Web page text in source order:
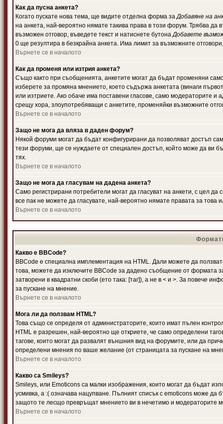
Как да пусна анкета?
Когато пускате нова тема, ще видите отделна форма заДобавяне на
на анкета, най-вероятно нямате такива права в този форум. Трябва да
възможен отговор, въведете текст и натиснете бутонаДобавете
0 ще резултира в безкрайна анкета. Има лимит за възможните
Върнете се в началото
Как да променя или изтрия анкета?
Също както при съобщенията, анкетите могат да бъдат променяни
изберете за промяна мнението, което съдържа анкетата (винаги
или изтриете. Ако обаче има поставени гласове, само модераторите и
срещу хора, злоупотребяващи с анкетите, променяйки възможните
Върнете се в началото
Защо не мога да вляза в даден форум?
Някой форуми могат да бъдат конфигурирани да позволяват достъп
тези форуми, ще се нуждаете от специален достъп, който може да ви
тях.
Върнете се в началото
Защо не мога да гласувам на дадена анкета?
Само регистрирани потребители могат да гласуват на анкети, с цел
все пак не можете да гласувате, най-вероятно нямате правата за това
Върнете се в началото
Какво е BBCode?
BBCode е специална имплементация на HTML. Дали можете да
това, можете да изключите BBCode за дадено съобщение от формата
затворени в квадратни скоби (ето така: [таг]), а не в < и >. За повече
за пускане на мнение.
Върнете се в началото
Мога ли да ползвам HTML?
Това също се определя от администраторите, които имат пълен
HTML е разрешен, най-вероятно ще откриете, че само определени
тагове, които могат да развалят външния вид на форумите, или да
определени мнения по ваше желание (от страницата за пускане на
Върнете се в началото
Какво са Smileys?
Smileys, или Emoticons са малки изображения, които могат да бъдат
усмивка, а :( означава нацупване. Пълният списък с emoticons може да
защото те лесщо превръщат мнението ви в нечетимо и модераторите
Върнете се в началото